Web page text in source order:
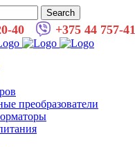
40 +375 44 757-
преобразователи